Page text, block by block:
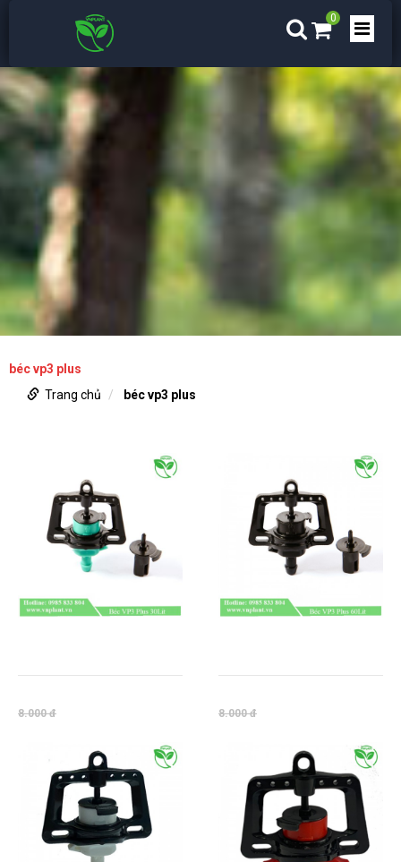
0
béc vp3 plus
Trang chủ
béc vp3 plus
8.000 đ 8.000 đ